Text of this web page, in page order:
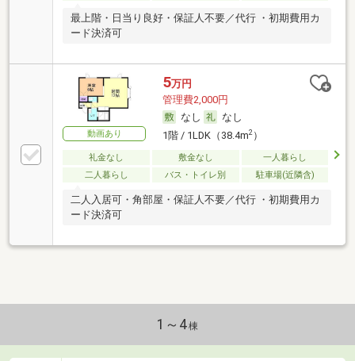
最上階・日当り良好・保証人不要／代行 ・初期費用カ
ード決済可
動画あり
5万円
管理費2,000円
なし
なし
1階 / 1LDK（38.4m2）
礼金なし 敷金なし
一人暮らし
二人暮らし
バス・トイレ別 駐車場(近隣含)
二人入居可・角部屋・保証人不要／代行 ・初期費用カ
ード決済可
1～4棟